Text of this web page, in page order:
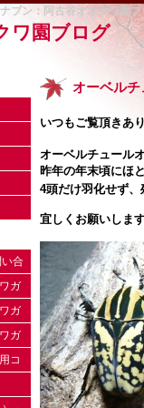
ブン：阿古谷オオクワ園ブ
ワ園ブログ
合
ガ
ガ
と
ガ
コ
オーベル
いつもご覧頂きあ
オーベルチュール
昨年の年末頃にほ
4頭だけ羽化せず
宜しくお願いしま